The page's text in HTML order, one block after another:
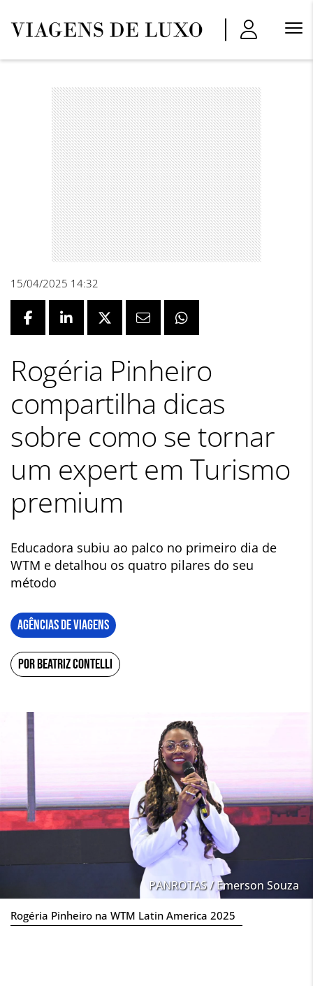
Menu
15/04/2025 14:32
Rogéria Pinheiro
compartilha dicas
sobre como se tornar
um expert em Turismo
premium
Educadora subiu ao palco no primeiro dia de
WTM e detalhou os quatro pilares do seu
método
AGÊNCIAS DE VIAGENS
POR BEATRIZ CONTELLI
PANROTAS / Emerson Souza
Rogéria Pinheiro na WTM Latin America 2025